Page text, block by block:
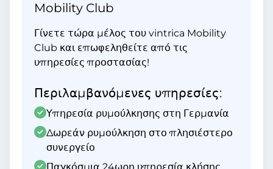
Mobility Club
Γίνετε τώρα μέλος του vintrica Mobility
Club και επωφεληθείτε από τις
υπηρεσίες προστασίας!
Περιλαμβανόμενες υπηρεσίες:
Υπηρεσία ρυμούλκησης στη Γερμανία
Δωρεάν ρυμούλκηση στο πλησιέστερο
συνεργείο